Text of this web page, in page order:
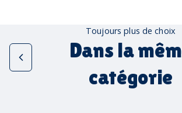
Toujours plus de choix
Dans la
catégorie